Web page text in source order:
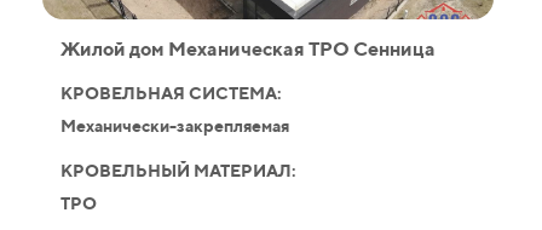
Жилой дом Механическая ТPO Сенница
КРОВЕЛЬНАЯ СИСТЕМА:
Механически-закрепляемая
КРОВЕЛЬНЫЙ МАТЕРИАЛ:
TPO